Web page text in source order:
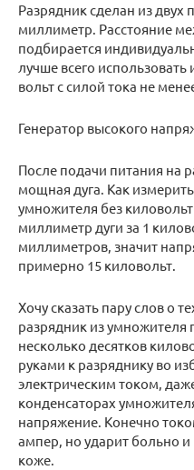
Разрядник сделан из
миллиметр. Расстояние
подбирается
лучше всего использовать
вольт с силой тока не
Генератор высокого
После подачи питания на
мощная дуга. Как
умножителя без
миллиметр дуги за 1
миллиметров, значит
примерно 15 киловольт.
Хочу сказать пару слов о
разрядник из умножителя
несколько десятков
руками к разряднику во
электрическим током,
конденсаторах
напряжение. Конечно
ампер, но ударит больно
коже.